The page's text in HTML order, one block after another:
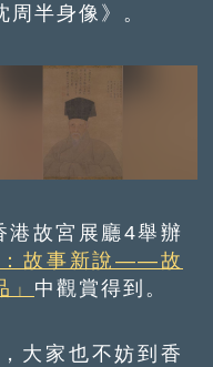
半身像》。
故宮展廳4舉辦
：故事新說——故
中觀賞得到。
家也不妨到香